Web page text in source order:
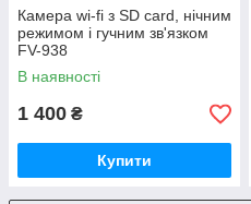
Камера wi-fi з SD card, нічним
режимом і гучним зв'язком
FV-938
В наявності
1 400 ₴
Купити